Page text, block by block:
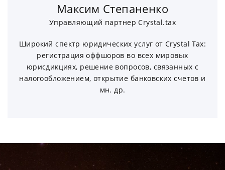
Максим Степаненко
Управляющий партнер Crystal.tax
Широкий спектр юридических услуг от Crystal Tax:
регистрация оффшоров во всех мировых
юрисдикциях, решение вопросов, связанных с
налогообложением, открытие банковских счетов и
мн. др.